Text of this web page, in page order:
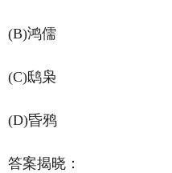
(B)鸿儒
(C)鸱枭
(D)昏鸦
答案揭晓：